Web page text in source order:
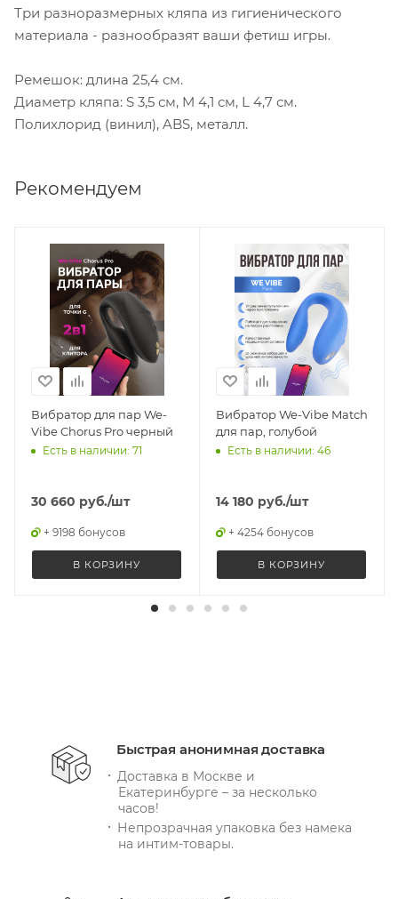
Три разноразмерных кляпа из гигиенического
материала - разнообразят ваши фетиш игры.
Ремешок: длина 25,4 см.
Диаметр кляпа: S 3,5 см, M 4,1 см, L 4,7 см.
Полихлорид (винил), ABS, металл.
Рекомендуем
Вибратор для пар We-
Vibe Chorus Pro черный
Есть в наличии: 71
30 660 руб./шт
+ 9198 бонусов
В КОРЗИНУ
Вибратор We-Vibe Match
для пар, голубой
Есть в наличии: 46
14 180 руб./шт
+ 4254 бонусов
В КОРЗИНУ
Быстрая анонимная доставка
Доставка в Москве и
Екатеринбурге – за несколько
часов!
Непрозрачная упаковка без намека
на интим-товары.